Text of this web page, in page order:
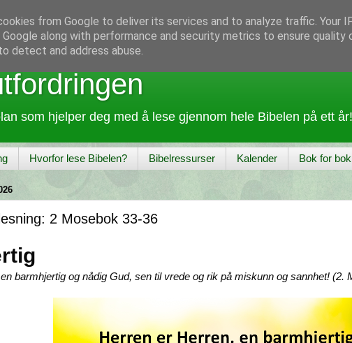
som hjelper deg med å lese gjennom hele Bibelen på ett år!
Hvorfor lese Bibelen? Bibelressurser Kalender Bok for bok
2 Mosebok 33-36
barmhjertig og nådig Gud, sen til vrede og rik på miskunn og sannhet! (2.
from Google to deliver its services and to analyze traffic. Your
Google along with performance and security metrics to ensure quality
detect and address abuse.